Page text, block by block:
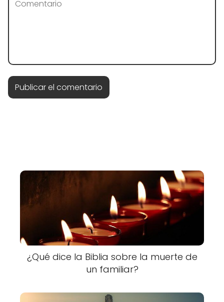
¿Qué dice la Biblia sobre la muerte de
un familiar?